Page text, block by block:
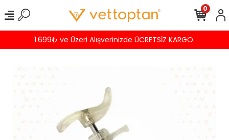
1.699₺ ve Üzeri Alışverinizde ÜCRETSİZ KARGO.
0